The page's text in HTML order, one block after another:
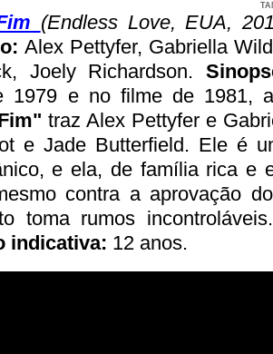
(Endless Love, EUA,
Alex Pettyfer, Gabriella
Joely Richardson.
1979 e no filme de 1981,
traz Alex Pettyfer e
e Jade Butterfield. Ele é
e ela, de família rica e
contra a aprovação
toma rumos
indicativa: 12 anos.